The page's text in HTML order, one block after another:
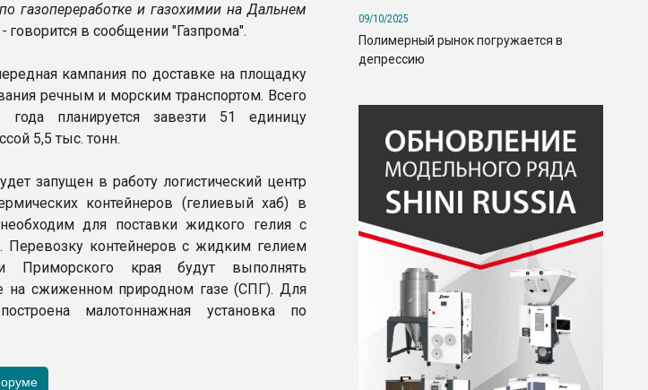
газопереработке и газохимии на Дальнем
говорится в сообщении "Газпрома".
кампания по доставке на площадку
речным и морским транспортом. Всего
планируется завезти 51 единицу
5,5 тыс. тонн.
запущен в работу логистический центр
контейнеров (гелиевый хаб) в
для поставки жидкого гелия с
контейнеров с жидким гелием
края будут выполнять
на сжиженном природном газе (СПГ). Для
малотоннажная установка по
09/10/2025
Полимерный рынок погружается в
депрессию